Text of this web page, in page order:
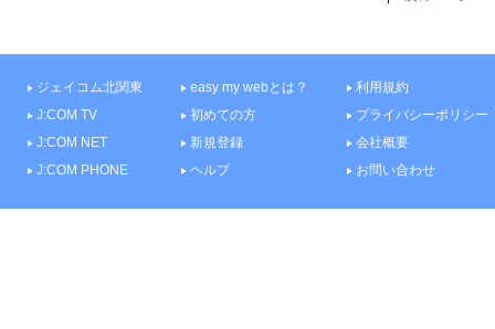
ジェイコム北関東
J:COM TV
J:COM NET
J:COM PHONE
easy my webとは？
初めての方
新規登録
ヘルプ
利用規約
プライバシーポリシー
会社概要
お問い合わせ